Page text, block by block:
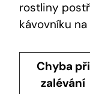
rostliny
kávovníku
Chyba při
zalévání